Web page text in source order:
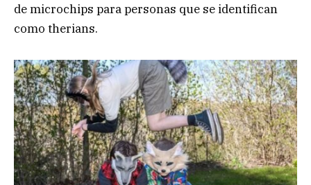
de microchips para personas que se identifican
como therians.